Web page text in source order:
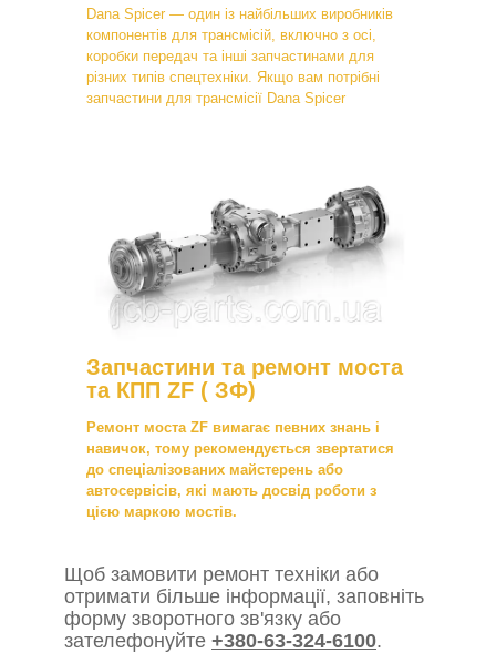
Dana Spicer — один із найбільших виробників
компонентів для трансмісій, включно з осі,
коробки передач та інші запчастинами для
різних типів спецтехніки. Якщо вам потрібні
запчастини для трансмісії Dana Spicer
Запчастини та ремонт моста
та КПП ZF ( ЗФ)
Ремонт моста ZF вимагає певних знань і
навичок, тому рекомендується звертатися
до спеціалізованих майстерень або
автосервісів, які мають досвід роботи з
цією маркою мостів.
Щоб замовити ремонт техніки або
отримати більше інформації, заповніть
форму зворотного зв'язку або
зателефонуйте +380-63-324-6100.